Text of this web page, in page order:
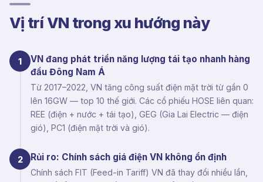
Vị trí VN trong xu hướng này
1
VN đang phát triển năng lượng tái tạo nhanh hàng
đầu Đông Nam Á
Từ 2017–2022, VN tăng công suất điện mặt trời từ gần 0
lên 16GW — top 10 thế giới. Các cổ phiếu HOSE liên quan:
REE (điện + nước + tái tạo), GEG (Gia Lai Electric — điện
gió), PC1 (điện mặt trời và gió).
2 Rủi ro: Chính sách giá điện VN không ổn định
Chính sách FIT (Feed-in Tariff) VN đã thay đổi nhiều lần,